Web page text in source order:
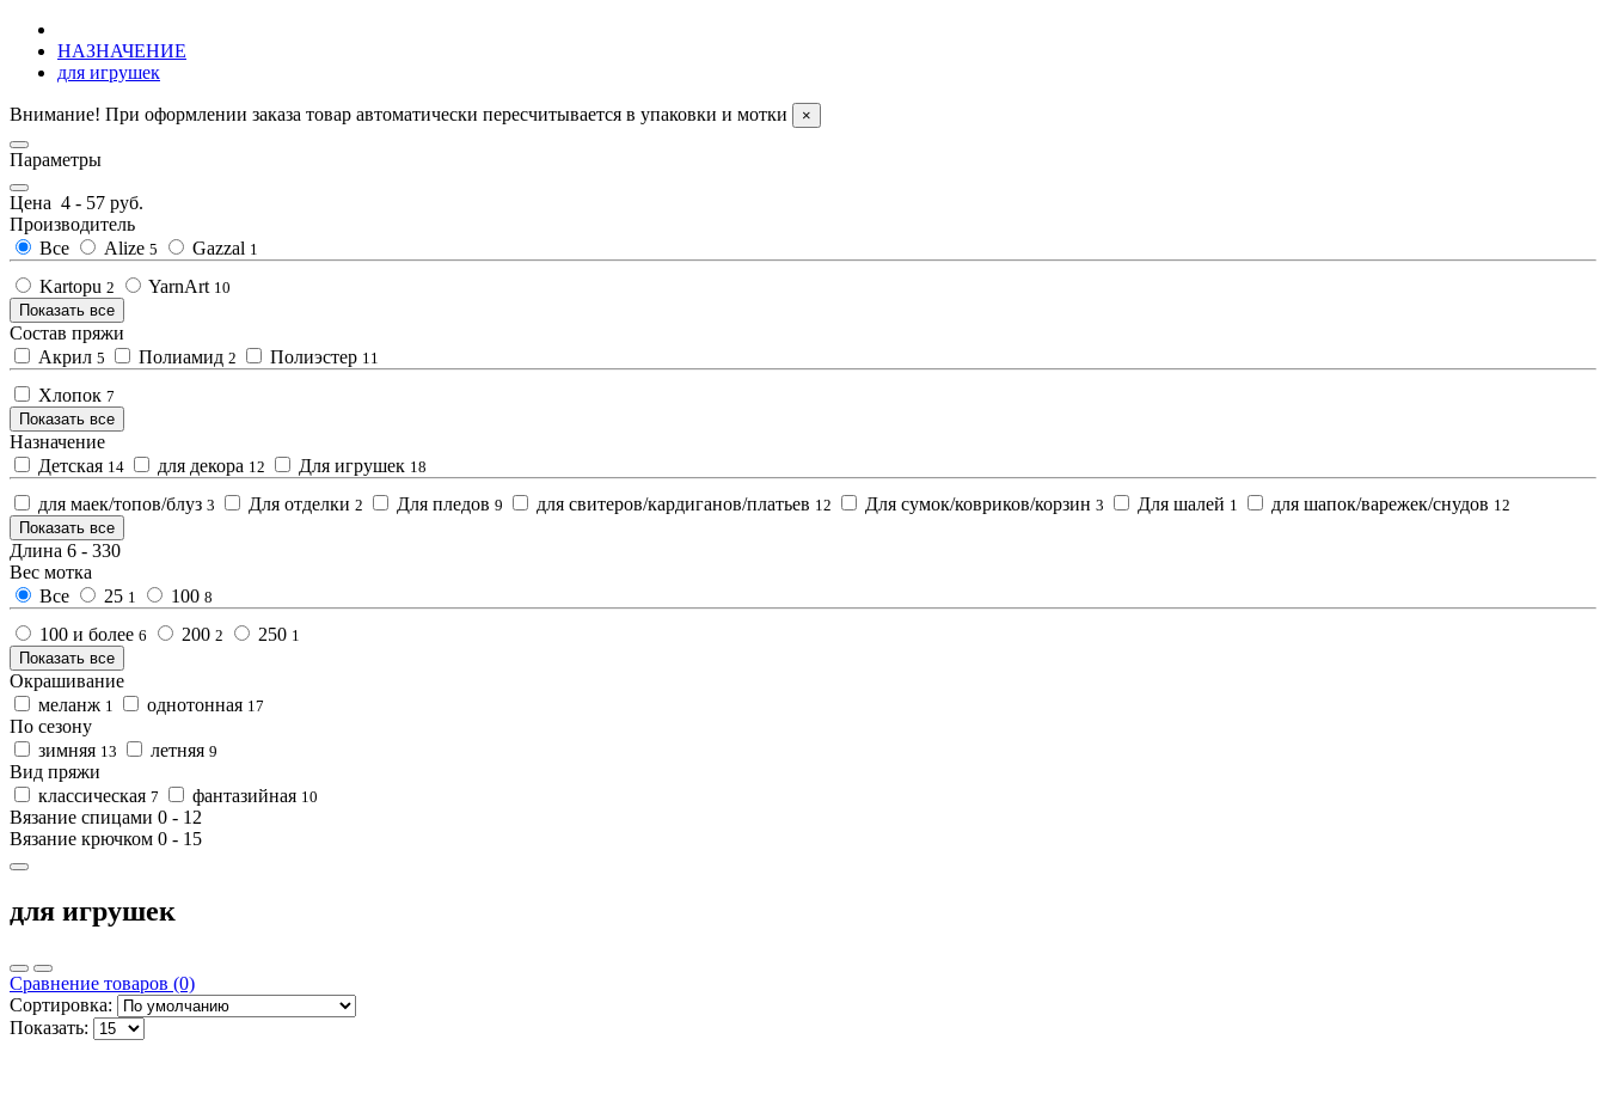
НАЗНАЧЕНИЕ
для игрушек
Внимание! При оформлении заказа товар автоматически пересчитывается в упаковки и мотки ×
Параметры
Цена 4 - 57 руб.
Производитель
Все
Alize 5 Gazzal 1
Kartopu 2 YarnArt 10
Показать все
Состав пряжи
Акрил 5 Полиамид 2 Полиэстер 11
Хлопок 7
Показать все
Назначение
Детская 14 для декора 12 Для игрушек 18
для маек/топов/блуз 3 Для отделки 2 Для пледов 9 для свитеров/кардиганов/платьев 12 Для сумок/ковриков/корзин 3 Для шалей 1 для шапок/варежек/снудов 12
Показать все
Длина 6 - 330
Вес мотка
Все
25 1 100 8
100 и более 6 200 2 250 1
Показать все
Окрашивание
меланж 1 однотонная 17
По сезону
зимняя 13 летняя 9
Вид пряжи
классическая 7 фантазийная 10
Вязание спицами 0 - 12
Вязание крючком 0 - 15
для игрушек
Сравнение товаров (0)
Сортировка:
Показать: